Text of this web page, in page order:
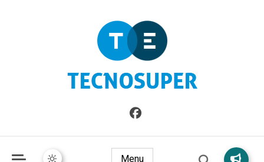
TecnoSuper.net
Informazioni sull'Italia. Seleziona gli argomenti di cui vuoi
saperne di più
Menu